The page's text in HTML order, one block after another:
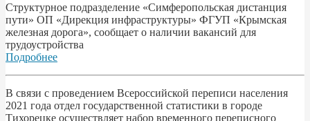
Структурное подразделение «Симферопольская дистанция
пути» ОП «Дирекция инфраструктуры» ФГУП «Крымская
железная дорога», сообщает о наличии вакансий для
трудоустройства
Подробнее
В связи с проведением Всероссийской переписи населения
2021 года отдел государственной статистики в городе
Тихорецке осуществляет набор временного переписного